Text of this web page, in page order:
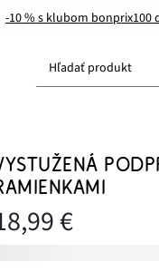
-10 % s klubom bonprix100
Hľadať produkt
€